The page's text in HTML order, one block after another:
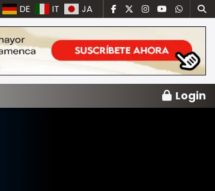
DE IT JA
Login